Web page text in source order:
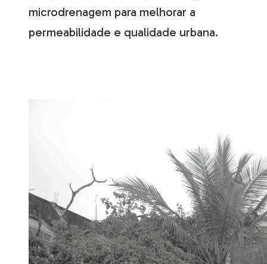
microdrenagem para melhorar a
permeabilidade e qualidade urbana.